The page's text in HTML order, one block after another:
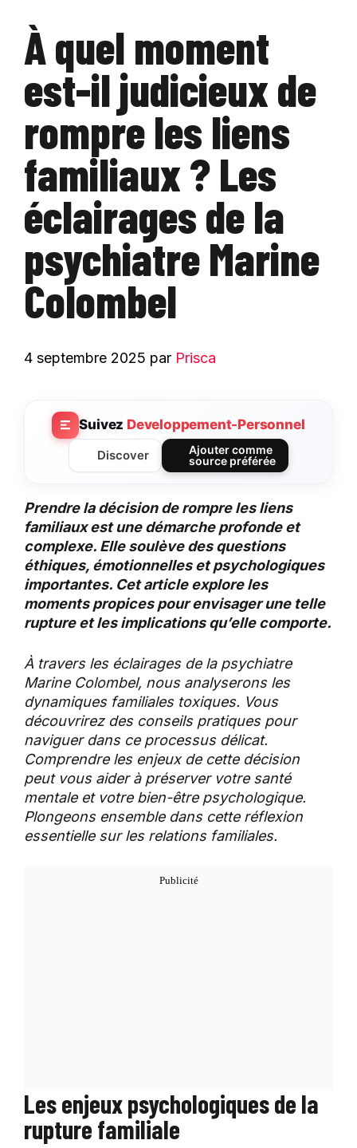
À quel moment
est-il judicieux de
rompre les liens
familiaux ? Les
éclairages de la
psychiatre Marine
Colombel
4 septembre 2025 par Prisca
Suivez Developpement-Personnel
Discover
Ajouter comme
source préférée
Prendre la décision de rompre les liens
familiaux est une démarche profonde et
complexe. Elle soulève des questions
éthiques, émotionnelles et psychologiques
importantes. Cet article explore les
moments propices pour envisager une telle
rupture et les implications qu’elle comporte.
À travers les éclairages de la psychiatre
Marine Colombel, nous analyserons les
dynamiques familiales toxiques. Vous
découvrirez des conseils pratiques pour
naviguer dans ce processus délicat.
Comprendre les enjeux de cette décision
peut vous aider à préserver votre santé
mentale et votre bien-être psychologique.
Plongeons ensemble dans cette réflexion
essentielle sur les relations familiales.
Les enjeux psychologiques de la
rupture familiale